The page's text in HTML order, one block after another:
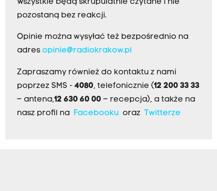
Wszystkie będą skrupulatnie czytane i nie
pozostaną bez reakcji.
Opinie można wysyłać też bezpośrednio na
adres opinie@radiokrakow.pl
Zapraszamy również do kontaktu z nami
poprzez SMS - 4080, telefonicznie (12 200 33 33
– antena,12 630 60 00 – recepcja), a także na
nasz profil na
Facebookuoraz Twitterze